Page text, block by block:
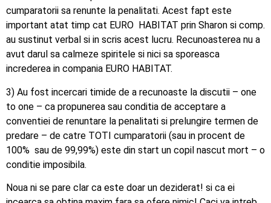
cumparatorii sa renunte la penalitati. Acest fapt este
important atat timp cat EURO HABITAT prin Sharon si comp.
au sustinut verbal si in scris acest lucru. Recunoasterea nu a
avut darul sa calmeze spiritele si nici sa sporeasca
increderea in compania EURO HABITAT.
3) Au fost incercari timide de a recunoaste la discutii – one
to one – ca propunerea sau conditia de acceptare a
conventiei de renuntare la penalitati si prelungire termen de
predare – de catre TOTI cumparatorii (sau in procent de
100% sau de 99,99%) este din start un copil nascut mort – o
conditie imposibila.
Noua ni se pare clar ca este doar un deziderat! si ca ei